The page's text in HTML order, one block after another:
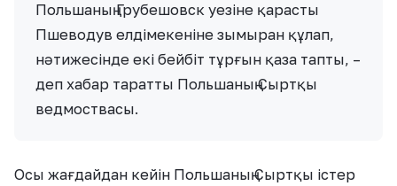
Польшаның Грубешовск уезіне қарасты
Пшеводув елдімекеніне зымыран құлап,
нәтижесінде екі бейбіт тұрғын қаза тапты, –
деп хабар таратты Польшаның Сыртқы
ведмоствасы.
Осы жағдайдан кейін Польшаның Сыртқы істер